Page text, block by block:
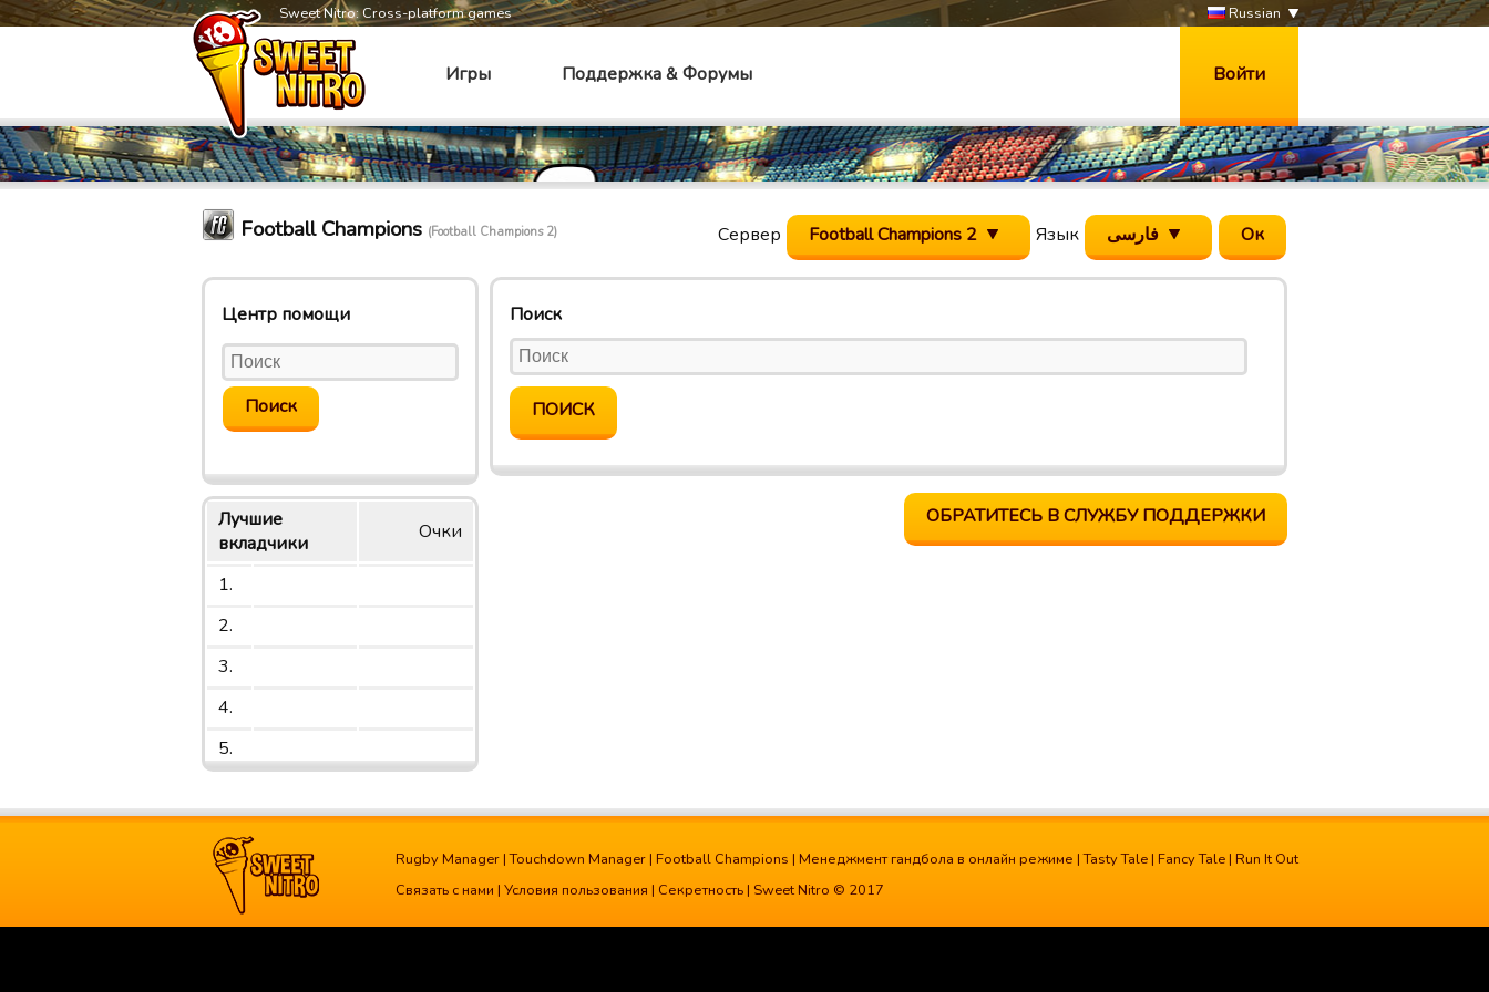
Sweet Nitro: Cross-platform games Russian
Игры Поддержка & Форумы Войти
Сервер Football Champions 2 Язык فارسی Football Champions (Football Champions 2)
Центр помощи
Лучшие
вкладчики
Очки
1.
2.
3.
4.
5.
Поиск
ОБРАТИТЕСЬ В СЛУЖБУ ПОДДЕРЖКИ
Rugby Manager |Touchdown Manager | Football Champions | Менеджмент гандбола в онлайн режиме |Tasty Tale | Fancy Tale | Run It Out
Связать с нами | Условия пользования | Секретность | Sweet Nitro © 2017